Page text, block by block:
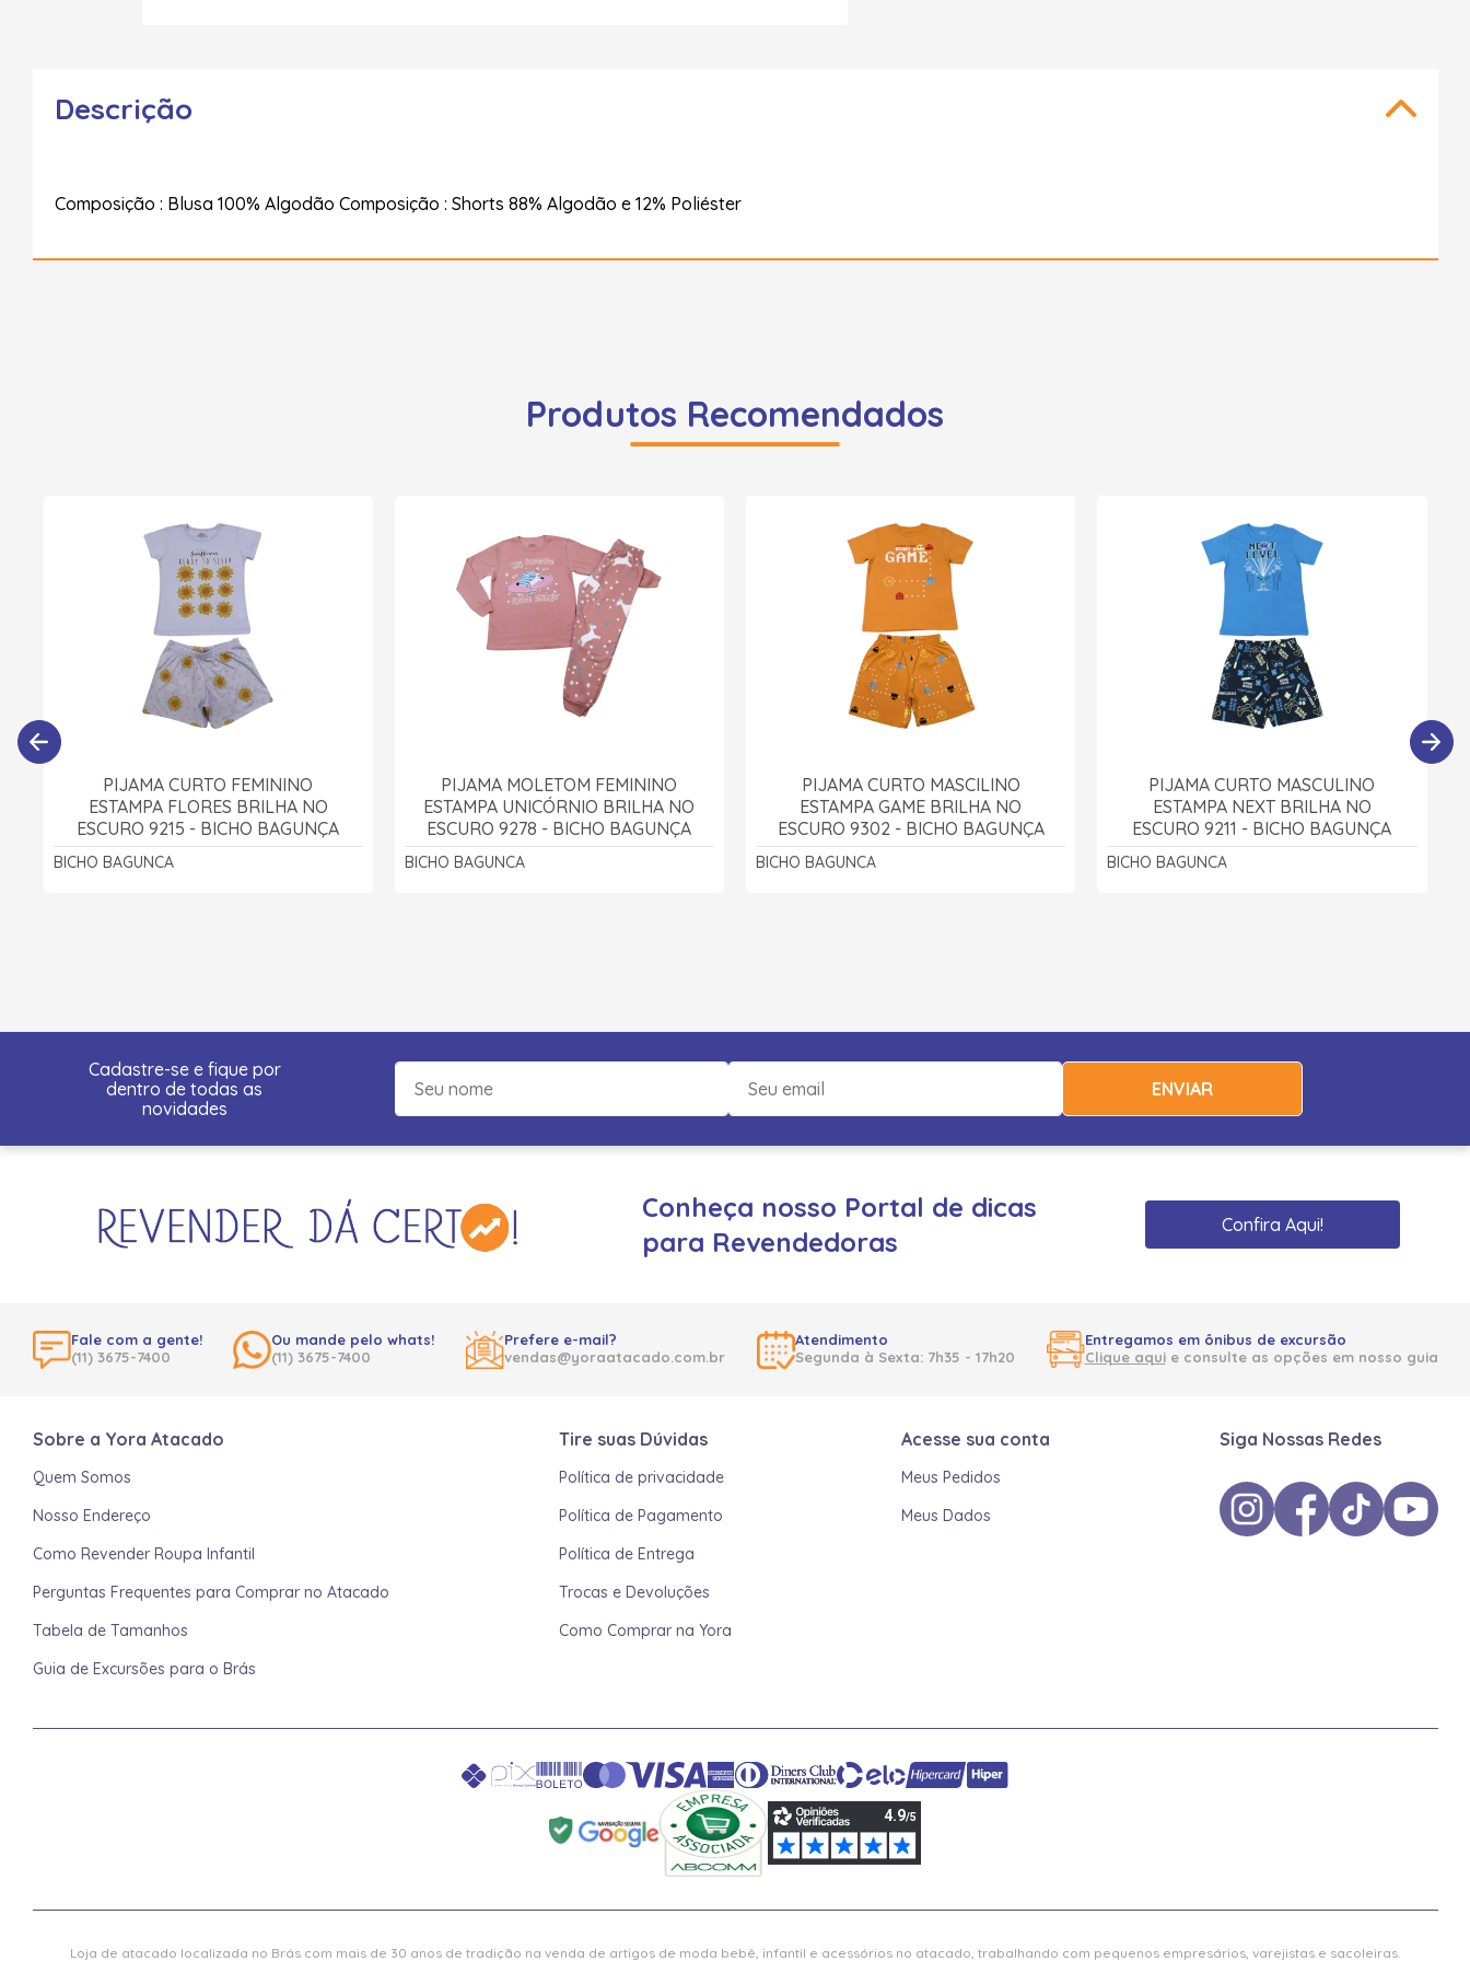
Descrição
Composição : Blusa 100% Algodão Composição : Shorts 88% Algodão e 12% Poliéster
Produtos Recomendados
PIJAMA CURTO FEMININO
ESTAMPA FLORES BRILHA NO
ESCURO 9215 - BICHO BAGUNÇA
BICHO BAGUNCA
PIJAMA MOLETOM FEMININO
ESTAMPA UNICÓRNIO BRILHA NO
ESCURO 9278 - BICHO BAGUNÇA
BICHO BAGUNCA
PIJAMA CURTO MASCILINO
ESTAMPA GAME BRILHA NO
ESCURO 9302 - BICHO BAGUNÇA
BICHO BAGUNCA
PIJAMA CURTO MASCULINO
ESTAMPA NEXT BRILHA NO
ESCURO 9211 - BICHO BAGUNÇA
BICHO BAGUNCA
Cadastre-se e fique por
dentro de todas as
novidades
ENVIAR
Conheça nosso Portal de dicas
para Revendedoras
Confira Aqui!
Fale com a gente!
(11) 3675-7400
Ou mande pelo whats!
(11) 3675-7400
Prefere e-mail?
vendas@yoraatacado.com.br
Atendimento
Segunda à Sexta: 7h35 - 17h20
Entregamos em ônibus de excursão
Clique aquie consulte as opções em nosso guia
Sobre a Yora Atacado
Quem Somos
Nosso Endereço
Como Revender Roupa Infantil
Perguntas Frequentes para Comprar no Atacado
Tabela de Tamanhos
Guia de Excursões para o Brás
Tire suas Dúvidas
Política de privacidade
Política de Pagamento
Política de Entrega
Trocas e Devoluções
Como Comprar na Yora
Acesse sua conta
Meus Pedidos
Meus Dados
Siga Nossas Redes
Loja de atacado localizada no Brás com mais de 30 anos de tradição na venda de artigos de moda bebê, infantil e acessórios no atacado, trabalhando com pequenos empresários, varejistas e sacoleiras.